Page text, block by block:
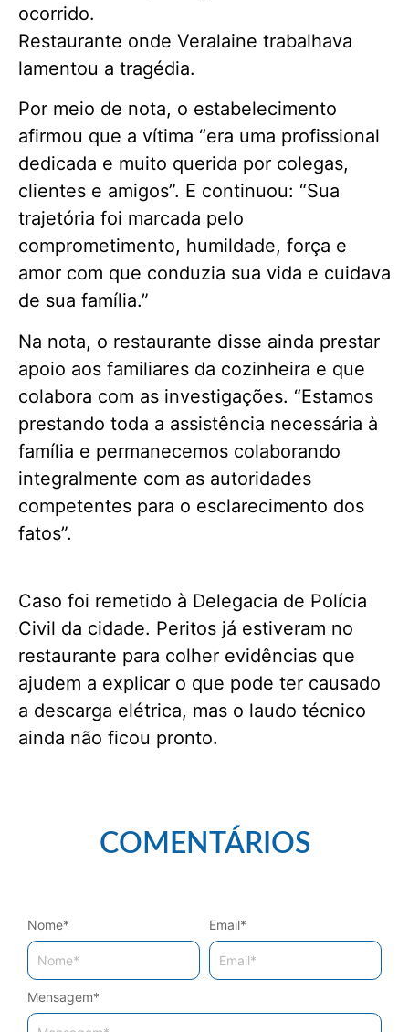
ocorrido.
Restaurante onde Veralaine trabalhava
lamentou a tragédia.
Por meio de nota, o estabelecimento
afirmou que a vítima “era uma profissional
dedicada e muito querida por colegas,
clientes e amigos”. E continuou: “Sua
trajetória foi marcada pelo
comprometimento, humildade, força e
amor com que conduzia sua vida e cuidava
de sua família.”
Na nota, o restaurante disse ainda prestar
apoio aos familiares da cozinheira e que
colabora com as investigações. “Estamos
prestando toda a assistência necessária à
família e permanecemos colaborando
integralmente com as autoridades
competentes para o esclarecimento dos
fatos”.
Caso foi remetido à Delegacia de Polícia
Civil da cidade. Peritos já estiveram no
restaurante para colher evidências que
ajudem a explicar o que pode ter causado
a descarga elétrica, mas o laudo técnico
ainda não ficou pronto.
COMENTÁRIOS
Mensagem*
Nome* Email*